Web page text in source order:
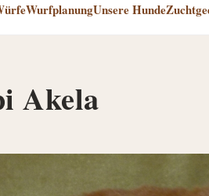
WurfplanungUnsere Hunde
Akela